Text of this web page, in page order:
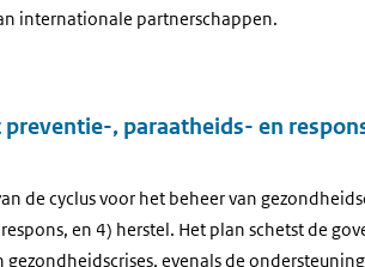
internationale partnerschappen.
, paraatheids- en
de cyclus voor het beheer van
en 4) herstel. Het plan schetst de
gezondheidscrises, evenals de